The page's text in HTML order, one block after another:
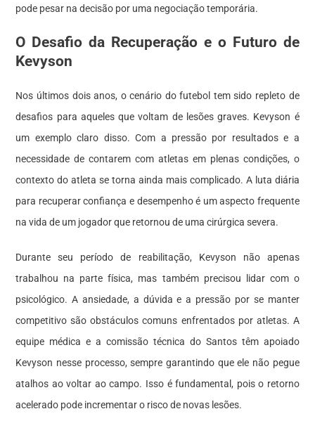
pode pesar na decisão por uma negociação temporária.
O Desafio da Recuperação e o Futuro de
Kevyson
Nos últimos dois anos, o cenário do futebol tem sido repleto de
desafios para aqueles que voltam de lesões graves. Kevyson é
um exemplo claro disso. Com a pressão por resultados e a
necessidade de contarem com atletas em plenas condições, o
contexto do atleta se torna ainda mais complicado. A luta diária
para recuperar confiança e desempenho é um aspecto frequente
na vida de um jogador que retornou de uma cirúrgica severa.
Durante seu período de reabilitação, Kevyson não apenas
trabalhou na parte física, mas também precisou lidar com o
psicológico. A ansiedade, a dúvida e a pressão por se manter
competitivo são obstáculos comuns enfrentados por atletas. A
equipe médica e a comissão técnica do Santos têm apoiado
Kevyson nesse processo, sempre garantindo que ele não pegue
atalhos ao voltar ao campo. Isso é fundamental, pois o retorno
acelerado pode incrementar o risco de novas lesões.